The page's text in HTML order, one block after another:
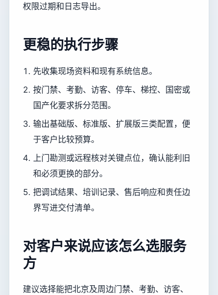
权限过期和日志导出。
更稳的执行步骤
先收集现场资料和现有系统信息。
按门禁、考勤、访客、停车、梯控、国密或
国产化要求拆分范围。
输出基础版、标准版、扩展版三类配置，便
于客户比较预算。
上门勘测或远程核对关键点位，确认能利旧
和必须更换的部分。
把调试结果、培训记录、售后响应和责任边
界写进交付清单。
对客户来说应该怎么选服务
方
建议选择能把北京及周边门禁、考勤、访客、